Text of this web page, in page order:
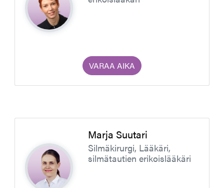
VARAA AIKA
Marja Suutari
Silmäkirurgi, Lääkäri,
silmätautien erikoislääkäri